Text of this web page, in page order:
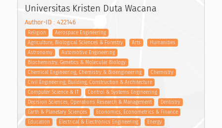
Universitas Kristen Duta Wacana
Author-ID : 422146
Religion
Aerospace Engineering
Agriculture, Biological Sciences & Forestry
Arts
Humanities
Astronomy
Automotive Engineering
Biochemistry, Genetics & Molecular Biology
Chemical Engineering, Chemistry & Bioengineering
Chemistry
Civil Engineering, Building, Construction & Architecture
Computer Science & IT
Control & Systems Engineering
Decision Sciences, Operations Research & Management
Dentistry
Earth & Planetary Sciences
Economics, Econometrics & Finance
Education
Electrical & Electronics Engineering
Energy